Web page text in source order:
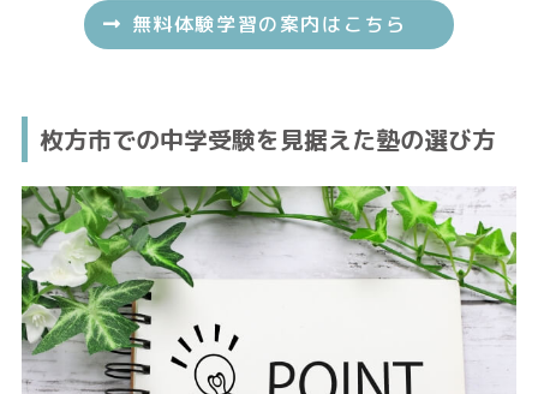
無料体験学習の案内はこちら
枚方市での中学受験を見据えた塾の選び方